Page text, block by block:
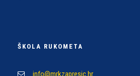
ŠKOLA RUKOMETA
info@mrkzapresic.hr